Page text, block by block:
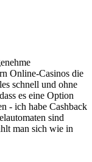
Online-Casinos die
schnell und ohne
es eine Option
- ich habe Cashback
sind
man sich wie in